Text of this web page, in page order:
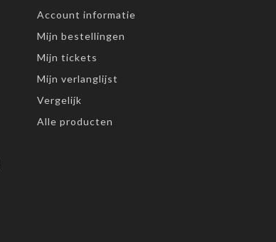
Account informatie
Mijn bestellingen
Mijn tickets
Mijn verlanglijst
Vergelijk
Alle producten